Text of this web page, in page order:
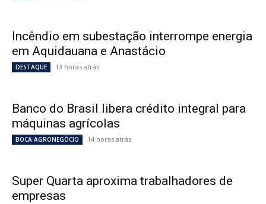
Incêndio em subestação interrompe energia
em Aquidauana e Anastácio
DESTAQUE 13 horas atrás
Banco do Brasil libera crédito integral para
máquinas agrícolas
BOCA AGRONEGÓCIO 14 horas atrás
Super Quarta aproxima trabalhadores de
empresas